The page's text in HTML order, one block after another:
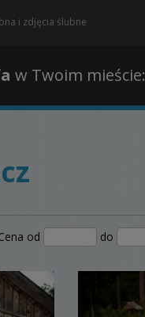
i zdjęcia ślubne
w Twoim mieście:
od do